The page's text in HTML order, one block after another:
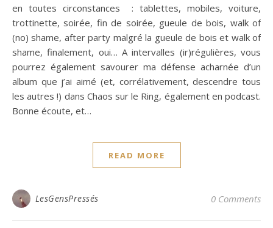
en toutes circonstances : tablettes, mobiles, voiture,
trottinette, soirée, fin de soirée, gueule de bois, walk of
(no) shame, after party malgré la gueule de bois et walk of
shame, finalement, oui… A intervalles (ir)régulières, vous
pourrez également savourer ma défense acharnée d’un
album que j’ai aimé (et, corrélativement, descendre tous
les autres !) dans Chaos sur le Ring, également en podcast.
Bonne écoute, et…
READ MORE
LesGensPressés 0 Comments